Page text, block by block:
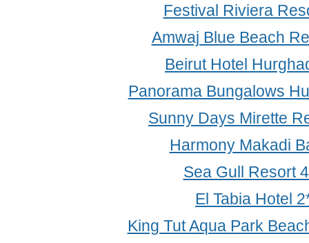
Festival Riviera
Amwaj Blue Beach
Beirut Hotel
Panorama Bungalows
Sunny Days Mirette
Harmony Makadi
Sea Gull Resort
El Tabia Hotel
King Tut Aqua Park